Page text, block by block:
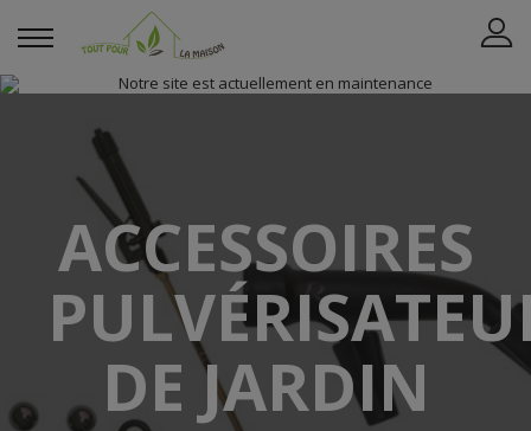
ACCESSOIRES
DE JARDIN